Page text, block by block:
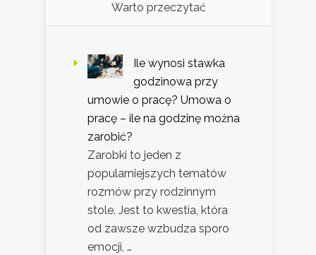
Warto przeczytać
Ile wynosi stawka
godzinowa przy
umowie o pracę? Umowa o
pracę – ile na godzinę można
zarobić?
Zarobki to jeden z
popularniejszych tematów
rozmów przy rodzinnym
stole. Jest to kwestia, która
od zawsze wzbudza sporo
emocji, …